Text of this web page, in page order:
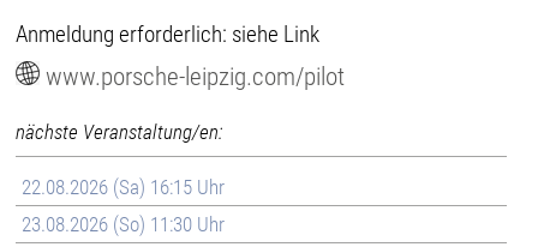
Anmeldung erforderlich: siehe Link
www.porsche-leipzig.com/pilot
nächste Veranstaltung/en:
22.08.2026 (Sa) 16:15 Uhr
23.08.2026 (So) 11:30 Uhr